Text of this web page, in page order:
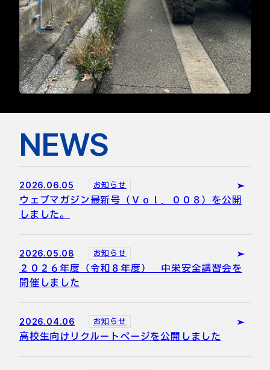
NEWS
2026.06.05 お知らせ
ウェブマガジン最新号（Ｖｏｌ．００８）を公開
しました。
2026.05.08 お知らせ
２０２６年度（令和８年度） 中栄安全講習会を
開催しました
2026.04.06 お知らせ
高校生向けリクルートページを公開しました